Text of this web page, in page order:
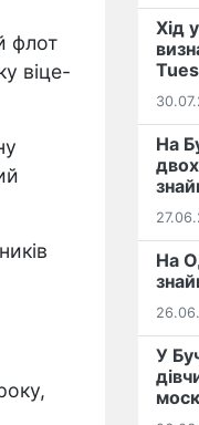
флот
віце-
Хід
На
двох
На
У